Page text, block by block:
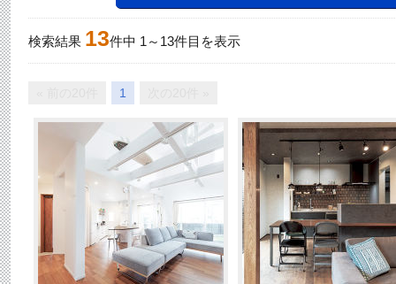
検索結果 13件中 1 ～ 13件目を表示
1